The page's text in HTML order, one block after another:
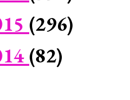
(296)
(82)